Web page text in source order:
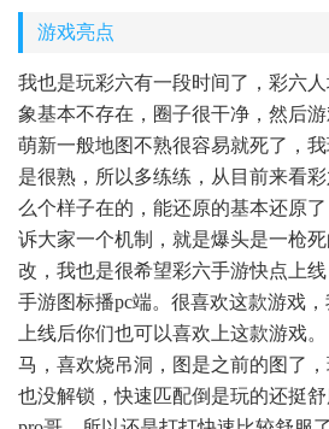
游戏亮点
我也是玩彩六有一段时间了，彩六
象基本不存在，圈子很干净，然后
萌新一般地图不熟很容易就死了，
是很熟，所以多练练，从目前来看
么个样子在的，能还原的基本还原
诉大家一个机制，就是爆头是一枪
改，我也是很希望彩六手游快点上
手游图标播pc端。很喜欢这款游戏
上线后你们也可以喜欢上这款游戏
马，喜欢烧吊洞，图是之前的图了
也没解锁，快速匹配倒是玩的还挺